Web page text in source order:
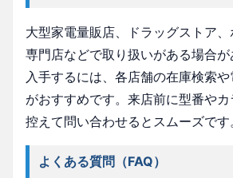
大型家電量販店、ドラッグストア、
専門店などで取り扱いがある場合
入手するには、各店舗の在庫検索
がおすすめです。来店前に型番や
控えて問い合わせるとスムーズです
よくある質問（FAQ）